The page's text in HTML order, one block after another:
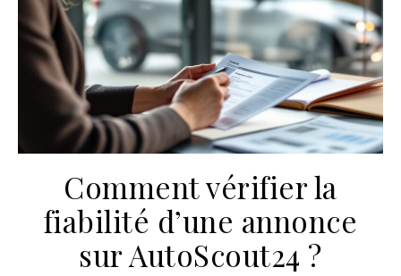
Comment vérifier la
fiabilité d’une annonce
sur AutoScout24 ?